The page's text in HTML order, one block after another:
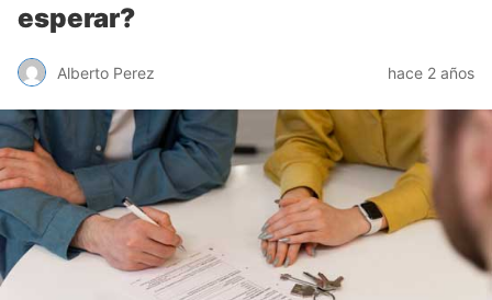
esperar?
Alberto Perez hace 2 años